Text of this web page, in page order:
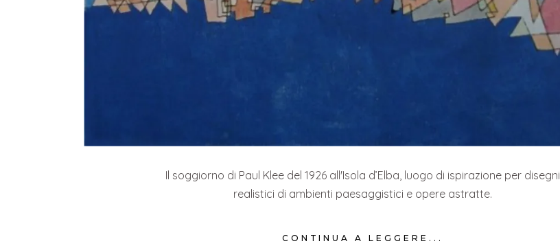
Il soggiorno di Paul Klee del 1926 all'Isola d’Elba, luogo di ispirazione per disegni
realistici di ambienti paesaggistici e opere astratte.
CONTINUA A LEGGERE...